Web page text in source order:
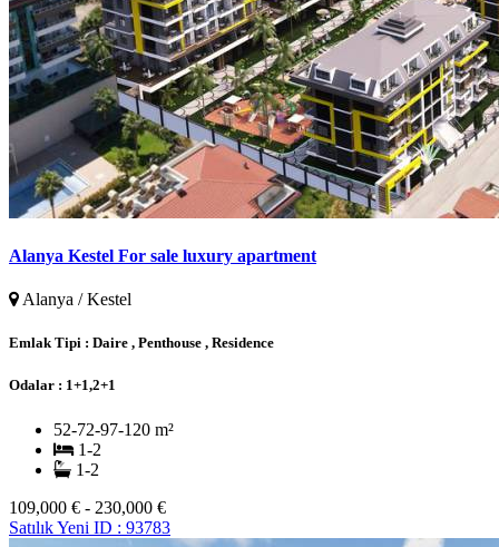
Alanya Kestel For sale luxury apartment
Alanya / Kestel
Emlak Tipi : Daire , Penthouse , Residence
Odalar : 1+1,2+1
52-72-97-120 m²
1-2
1-2
109,000 € - 230,000 €
SatılıkYeni ID : 93783